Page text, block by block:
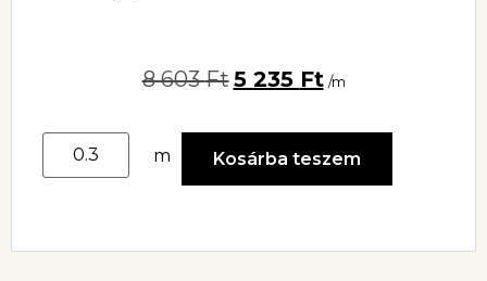
8 603Ft5 235 Ft /m
m Kosárba teszem